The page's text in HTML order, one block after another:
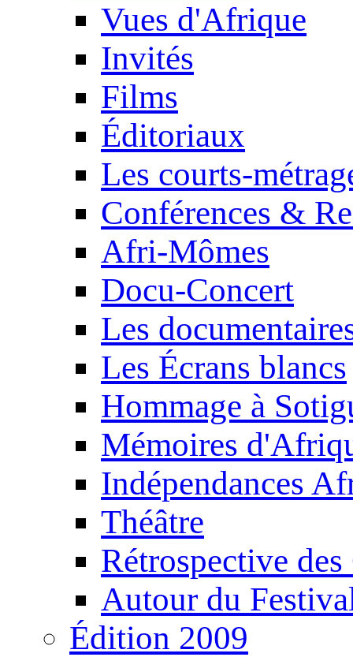
Vues d'Afrique
Invités
Films
Éditoriaux
Les courts-
Conférences &
Afri-Mômes
Docu-Concert
Les
Les Écrans blancs
Hommage à
Mémoires
Indépendances
Théâtre
Rétrospective
Autour du
Édition 2009